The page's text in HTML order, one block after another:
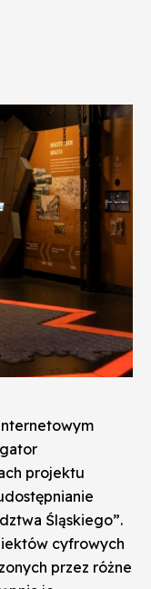
projektu
Śląskiego”.
cyfrowych
przez różne